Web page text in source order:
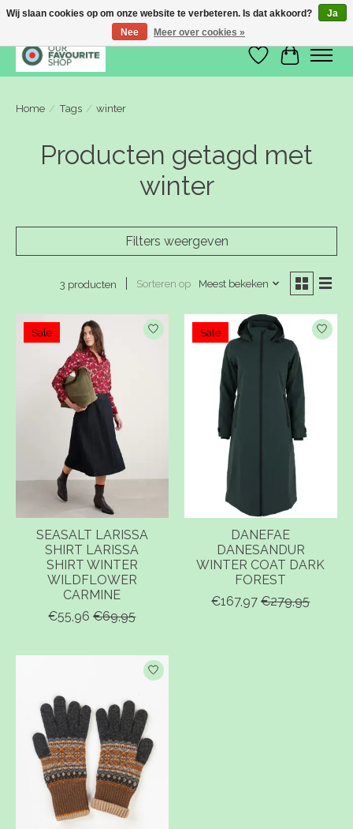
Verlanglijst
Home / Tags / winter
Producten getagd met
winter
Filters weergeven
3 producten Sorteren op Meest bekeken
Sale
SEASALT LARISSA
SHIRT LARISSA
SHIRT WINTER
WILDFLOWER
CARMINE
€55,96 €69,95
Sale
DANEFAE
DANESANDUR
WINTER COAT DARK
FOREST
€167,97 €279,95
Wij slaan cookies op om onze website te verbeteren. Is dat akkoord?
Ja
Nee
Meer over cookies »